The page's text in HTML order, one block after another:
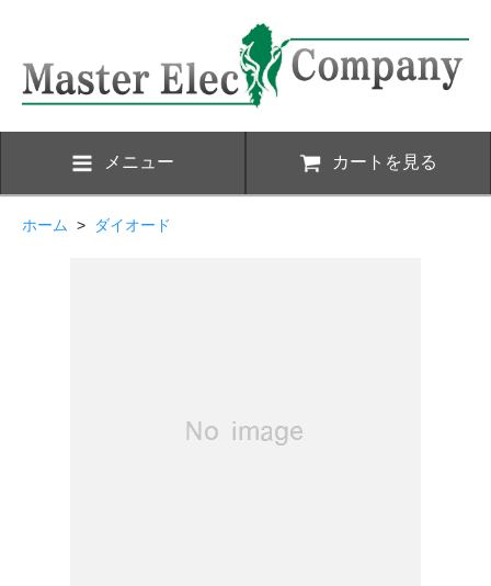
メニュー カートを見る
ホーム > ダイオード